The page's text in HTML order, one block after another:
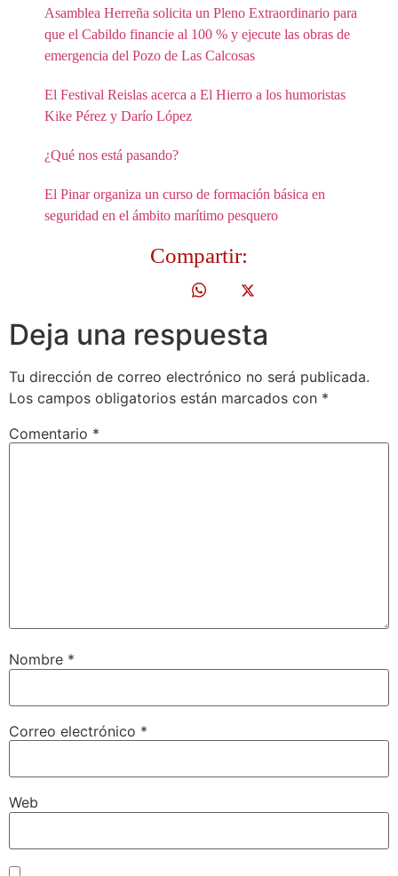
Asamblea Herreña solicita un Pleno Extraordinario para
que el Cabildo financie al 100 % y ejecute las obras de
emergencia del Pozo de Las Calcosas
El Festival Reislas acerca a El Hierro a los humoristas
Kike Pérez y Darío López
¿Qué nos está pasando?
El Pinar organiza un curso de formación básica en
seguridad en el ámbito marítimo pesquero
Compartir:
Deja una respuesta
Tu dirección de correo electrónico no será publicada.
Los campos obligatorios están marcados con *
Comentario *
Nombre *
Correo electrónico *
Web